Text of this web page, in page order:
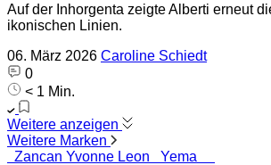
Auf der Inhorgenta zeigte Alberti erneut
ikonischen Linien.
06. März 2026 Caroline Schiedt
0
< 1 Min.
Weitere anzeigen
Weitere Marken
Zancan Yvonne Leon
Yema